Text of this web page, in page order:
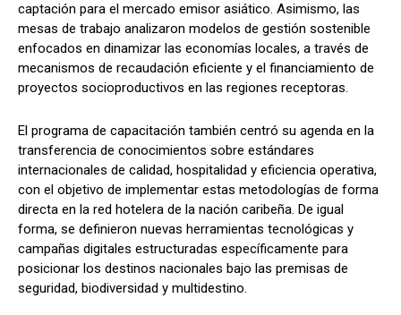
captación para el mercado emisor asiático. Asimismo, las
mesas de trabajo analizaron modelos de gestión sostenible
enfocados en dinamizar las economías locales, a través de
mecanismos de recaudación eficiente y el financiamiento de
proyectos socioproductivos en las regiones receptoras.
​El programa de capacitación también centró su agenda en la
transferencia de conocimientos sobre estándares
internacionales de calidad, hospitalidad y eficiencia operativa,
con el objetivo de implementar estas metodologías de forma
directa en la red hotelera de la nación caribeña. De igual
forma, se definieron nuevas herramientas tecnológicas y
campañas digitales estructuradas específicamente para
posicionar los destinos nacionales bajo las premisas de
seguridad, biodiversidad y multidestino.